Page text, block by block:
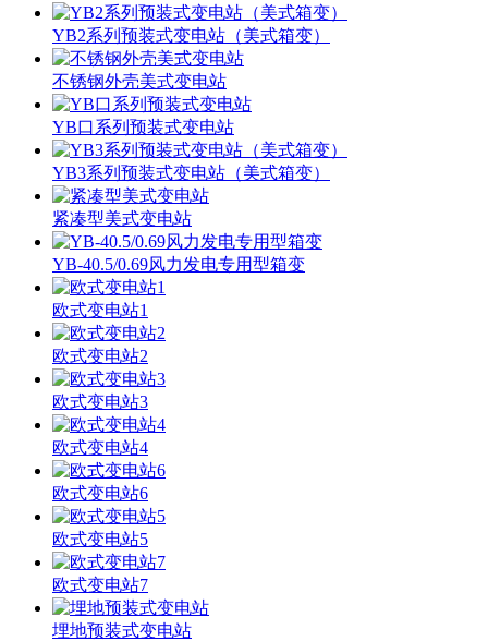
YB2系列预装式变电站（美式箱变）
不锈钢外壳美式变电站
YB口系列预装式变电站
YB3系列预装式变电站（美式箱变）
紧凑型美式变电站
YB-40.5/0.69风力发电专用型箱变
欧式变电站1
欧式变电站2
欧式变电站3
欧式变电站4
欧式变电站6
欧式变电站5
欧式变电站7
埋地预装式变电站